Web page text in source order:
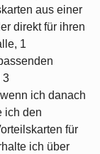
aus einer
direkt für ihren
1
3
ich danach
ich den
für
ich über